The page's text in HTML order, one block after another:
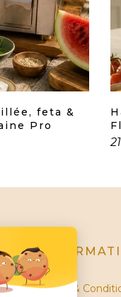
feta &
Pro
Terms &